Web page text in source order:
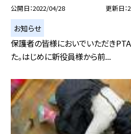
公開日 2022/04/28 更新日
お知らせ
保護者の皆様においでいただき
た。はじめに新役員様から前...